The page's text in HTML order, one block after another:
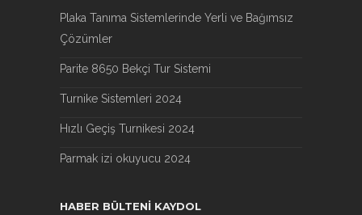
Plaka Tanıma Sistemlerinde Yerli ve Bağımsız
Çözümler
Parite 8650 Bekçi Tur Sistemi
Turnike Sistemleri 2024
Hızlı Geçiş Turnikesi 2024
Parmak izi okuyucu 2024
HABER BÜLTENI KAYDOL